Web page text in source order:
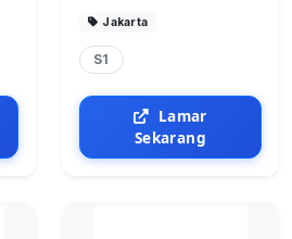
Jakarta
S1
Lamar
Sekarang